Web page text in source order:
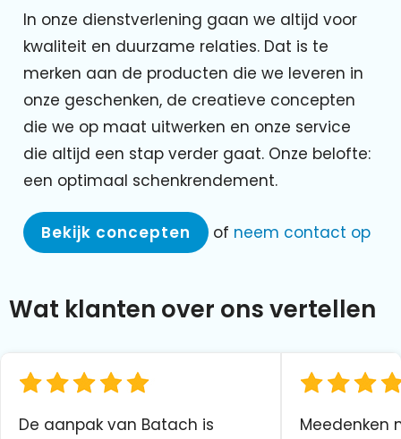
In onze dienstverlening gaan we altijd voor
kwaliteit en duurzame relaties. Dat is te
merken aan de producten die we leveren in
onze geschenken, de creatieve concepten
die we op maat uitwerken en onze service
die altijd een stap verder gaat. Onze belofte:
een optimaal schenkrendement.
Bekijk concepten of neem contact op
Wat klanten over ons vertellen
De aanpak van Batach is
Meedenken